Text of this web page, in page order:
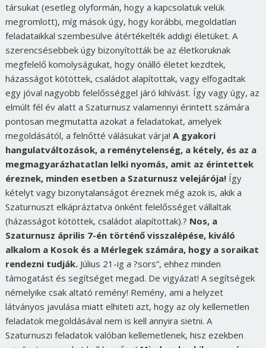
társukat (esetleg olyformán, hogy a kapcsolatuk velük
megromlott), míg mások úgy, hogy korábbi, megoldatlan
feladataikkal szembesülve átértékelték addigi életüket. A
szerencsésebbek úgy bizonyították be az életkoruknak
megfelelő komolyságukat, hogy önálló életet kezdtek,
házasságot kötöttek, családot alapítottak, vagy elfogadtak
egy jóval nagyobb felelősséggel járó kihívást. Így vagy úgy, az
elmúlt fél év alatt a Szaturnusz valamennyi érintett számára
pontosan megmutatta azokat a feladatokat, amelyek
megoldásától, a felnőtté válásukat várja! A gyakori
hangulatváltozások, a reménytelenség, a kétely, és az a
megmagyarázhatatlan lelki nyomás, amit az érintettek
éreznek, minden esetben a Szaturnusz velejárója!Így
kételyt vagy bizonytalanságot éreznek még azok is, akik a
Szaturnuszt elkápráztatva önként felelősséget vállaltak
(házasságot kötöttek, családot alapítottak).? Nos, a
Szaturnusz április 7-én történő visszalépése, kiváló
alkalom a Kosok és a Mérlegek számára, hogy a soraikat
rendezni tudják.Július 21-ig a ?sors”, ehhez minden
támogatást és segítséget megad. De vigyázat! A segítségek
némelyike csak altató remény! Remény, ami a helyzet
látványos javulása miatt elhiteti azt, hogy az oly kellemetlen
feladatok megoldásával nem is kell annyira sietni. A
Szaturnuszi feladatok valóban kellemetlenek, hisz ezekben